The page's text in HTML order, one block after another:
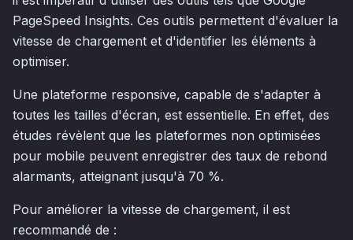
PageSpeed Insights. Ces outils permettent d'évaluer la
vitesse de chargement et d'identifier les éléments à
optimiser.
Une plateforme responsive, capable de s'adapter à
toutes les tailles d'écran, est essentielle. En effet, des
études révèlent que les plateformes non optimisées
pour mobile peuvent enregistrer des taux de rebond
alarmants, atteignant jusqu'à 70 %.
Pour améliorer la vitesse de chargement, il est
recommandé de :